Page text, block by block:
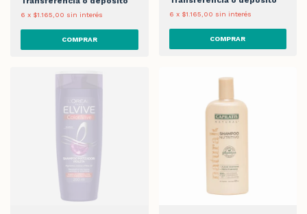
6 x $1.165,00 sin interés 6 x $1.165,00 sin interés